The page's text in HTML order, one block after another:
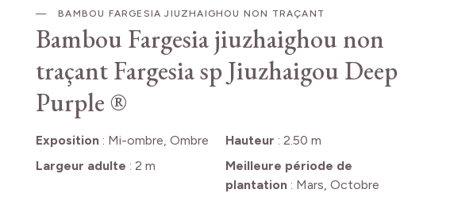
BAMBOU FARGESIA JIUZHAIGHOU NON TRAÇANT
Bambou Fargesia jiuzhaighou non
traçantFargesia sp Jiuzhaigou Deep
Purple ®
Exposition: Mi-ombre, Ombre Hauteur : 2.50 m
Largeur adulte : 2 m
Meilleure période de
plantation: Mars, Octobre